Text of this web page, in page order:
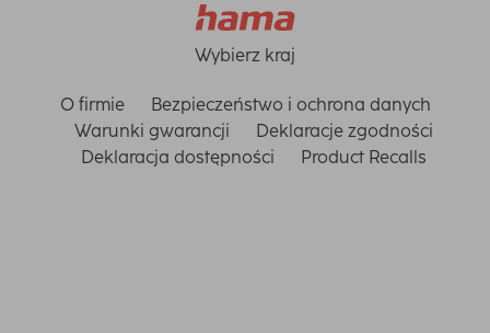
Wybierz kraj
O firmie
Bezpieczeństwo i ochrona danych
Warunki gwarancji
Deklaracje zgodności
Deklaracja dostępności
Product Recalls